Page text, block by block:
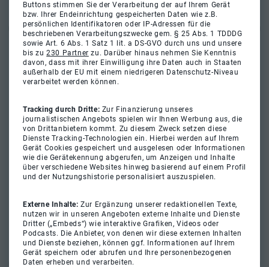
Buttons stimmen Sie der Verarbeitung der auf Ihrem Gerät
bzw. Ihrer Endeinrichtung gespeicherten Daten wie z.B.
persönlichen Identifikatoren oder IP-Adressen für die
beschriebenen Verarbeitungszwecke gem. § 25 Abs. 1 TDDDG
sowie Art. 6 Abs. 1 Satz 1 lit. a DS-GVO durch uns und unsere
bis zu230 Partner zu. Darüber hinaus nehmen Sie Kenntnis
davon, dass mit ihrer Einwilligung ihre Daten auch in Staaten
außerhalb der EU mit einem niedrigeren Datenschutz-Niveau
verarbeitet werden können.
Tracking durch Dritte: Zur Finanzierung unseres
journalistischen Angebots spielen wir Ihnen Werbung aus, die
von Drittanbietern kommt. Zu diesem Zweck setzen diese
Dienste Tracking-Technologien ein. Hierbei werden auf Ihrem
Gerät Cookies gespeichert und ausgelesen oder Informationen
wie die Gerätekennung abgerufen, um Anzeigen und Inhalte
über verschiedene Websites hinweg basierend auf einem Profil
und der Nutzungshistorie personalisiert auszuspielen.
Externe Inhalte:Zur Ergänzung unserer redaktionellen Texte,
nutzen wir in unseren Angeboten externe Inhalte und Dienste
Dritter („Embeds“) wie interaktive Grafiken, Videos oder
Podcasts. Die Anbieter, von denen wir diese externen Inhalten
und Dienste beziehen, können ggf. Informationen auf Ihrem
Gerät speichern oder abrufen und Ihre personenbezogenen
Daten erheben und verarbeiten.